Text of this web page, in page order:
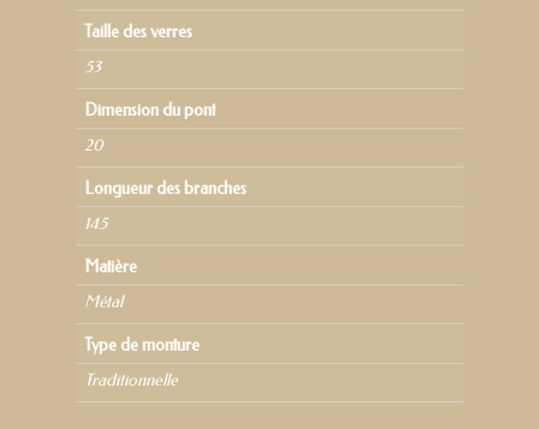
Taille des verres
53
Dimension du pont
20
Longueur des branches
145
Matière
Métal
Type de monture
Traditionnelle